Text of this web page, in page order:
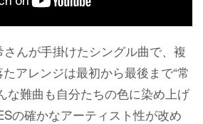
んが手掛けたシングル曲で、複
アレンジは最初から最後まで“常
な難曲も自分たちの色に染め上げ
の確かなアーティスト性が改め